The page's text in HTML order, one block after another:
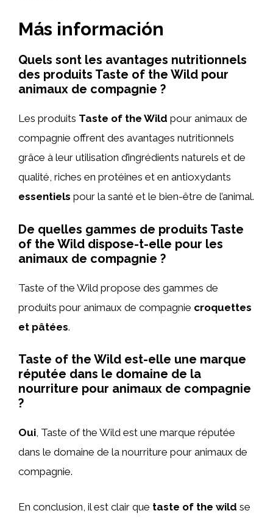
Más información
Quels sont les avantages nutritionnels
des produits Taste of the Wild pour
animaux de compagnie ?
Les produits Taste of the Wild pour animaux de
compagnie offrent des avantages nutritionnels
grâce à leur utilisation d’ingrédients naturels et de
qualité, riches en protéines et en antioxydants
essentiels pour la santé et le bien-être de l’animal.
De quelles gammes de produits Taste
of the Wild dispose-t-elle pour les
animaux de compagnie ?
Taste of the Wild propose des gammes de
produits pour animaux de compagnie croquettes
et pâtées.
Taste of the Wild est-elle une marque
réputée dans le domaine de la
nourriture pour animaux de compagnie
?
Oui, Taste of the Wild est une marque réputée
dans le domaine de la nourriture pour animaux de
compagnie.
En conclusion, il est clair que taste of the wild se